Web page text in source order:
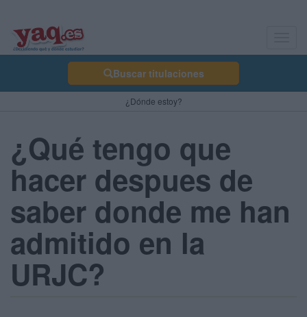
Buscar titulaciones
¿Dónde estoy?
¿Qué tengo que
hacer despues de
saber donde me han
admitido en la
URJC?